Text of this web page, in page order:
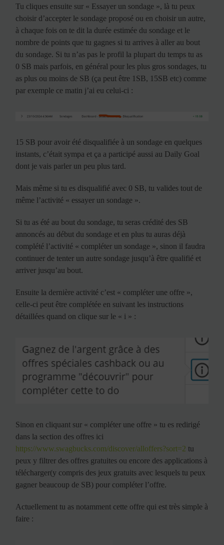
Tu cliques ensuite sur « Essayer un sondage », là tu peux
choisir d’accepter le sondage proposé ou en choisir un autre,
à chaque fois on te dit la durée estimée du sondage et le
nombre de points que tu gagnes si tu arrives à aller au bout
du sondage. Si tu n’as pas le profil la plupart du temps tu as
0 SB mais parfois, en général pour les plus gros sondages, tu
as plus ou moins de SB (ça peut être 1SB, 15SB etc) comme
par exemple ce matin j’ai eu celui-ci :
15 SB pour avoir été disqualifiée à un sondage en quelques
instants, c’était sympa et ça a participé aussi au Daily Goal
dont je vais parler un peu plus tard.
Mais même si tu es disqualifié avec 0 SB, tu valides tout de
même l’activité « essayer un sondage ».
Si tu as été au bout du sondage, tu seras crédité des SB
annoncés au début du sondage et en plus tu auras déjà
complété l’activité « compléter un sondage », sinon il faudra
continuer de tenter un autre sondage jusqu’à être qualifié et
arriver jusqu’au bout.
Ensuite la dernière activité c’est « compléter une offre »,
celle-ci peut être complétée en suivant les instructions
détaillées quand on clique sur le « i » :
Sinon en cliquant sur « compléter une offre » tu es redirigé
dans la section des offres ici
https://www.swagbucks.com/discover/alloffers?sort=2 tu
peux y filtrer des offres gratuites ou encore des applications à
télécharger(y compris des jeux gratuits avec lesquels tu peux
gagner beaucoup de SB) pour compléter l’offre.
Actuellement tu as notamment cette offre qui est très simple à
faire :